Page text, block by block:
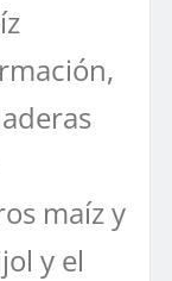
maíz y
y el